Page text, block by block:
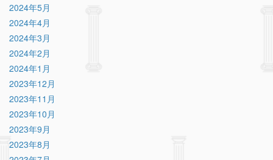
2024年5月
2024年4月
2024年3月
2024年2月
2024年1月
2023年12月
2023年11月
2023年10月
2023年9月
2023年8月